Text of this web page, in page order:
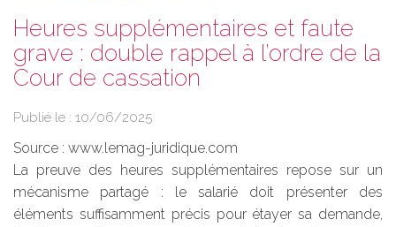
Heures supplémentaires et faute
grave : double rappel à l’ordre de la
Cour de cassation
Publié le : 10/06/2025
Source : www.lemag-juridique.com
La preuve des heures supplémentaires repose sur un
mécanisme partagé : le salarié doit présenter des
éléments suffisamment précis pour étayer sa demande,